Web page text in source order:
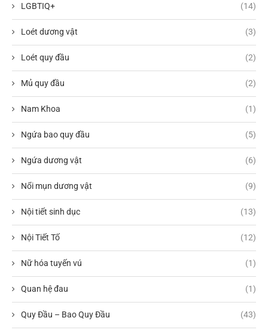
LGBTIQ+ (14)
Loét dương vật (3)
Loét quy đầu (2)
Mủ quy đầu (2)
Nam Khoa (1)
Ngứa bao quy đầu (5)
Ngứa dương vật (6)
Nổi mụn dương vật (9)
Nội tiết sinh dục (13)
Nội Tiết Tố (12)
Nữ hóa tuyến vú (1)
Quan hệ đau (1)
Quy Đầu – Bao Quy Đầu (43)